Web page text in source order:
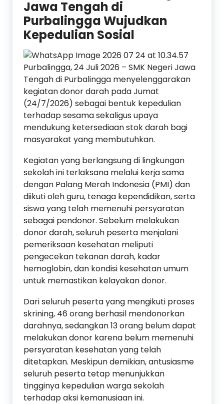
Jawa Tengah di
Purbalingga Wujudkan
Kepedulian Sosial
Purbalingga, 24 Juli 2026 – SMK Negeri Jawa
Tengah di Purbalingga menyelenggarakan
kegiatan donor darah pada Jumat
(24/7/2026) sebagai bentuk kepedulian
terhadap sesama sekaligus upaya
mendukung ketersediaan stok darah bagi
masyarakat yang membutuhkan.
Kegiatan yang berlangsung di lingkungan
sekolah ini terlaksana melalui kerja sama
dengan Palang Merah Indonesia (PMI) dan
diikuti oleh guru, tenaga kependidikan, serta
siswa yang telah memenuhi persyaratan
sebagai pendonor. Sebelum melakukan
donor darah, seluruh peserta menjalani
pemeriksaan kesehatan meliputi
pengecekan tekanan darah, kadar
hemoglobin, dan kondisi kesehatan umum
untuk memastikan kelayakan donor.
Dari seluruh peserta yang mengikuti proses
skrining, 46 orang berhasil mendonorkan
darahnya, sedangkan 13 orang belum dapat
melakukan donor karena belum memenuhi
persyaratan kesehatan yang telah
ditetapkan. Meskipun demikian, antusiasme
seluruh peserta tetap menunjukkan
tingginya kepedulian warga sekolah
terhadap aksi kemanusiaan ini.